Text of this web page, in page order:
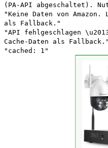
(PA-API abgeschaltet).
"Keine Daten von
als Fallback."
"API fehlgeschlagen
Cache-Daten als Fallback."
"cached: 1"